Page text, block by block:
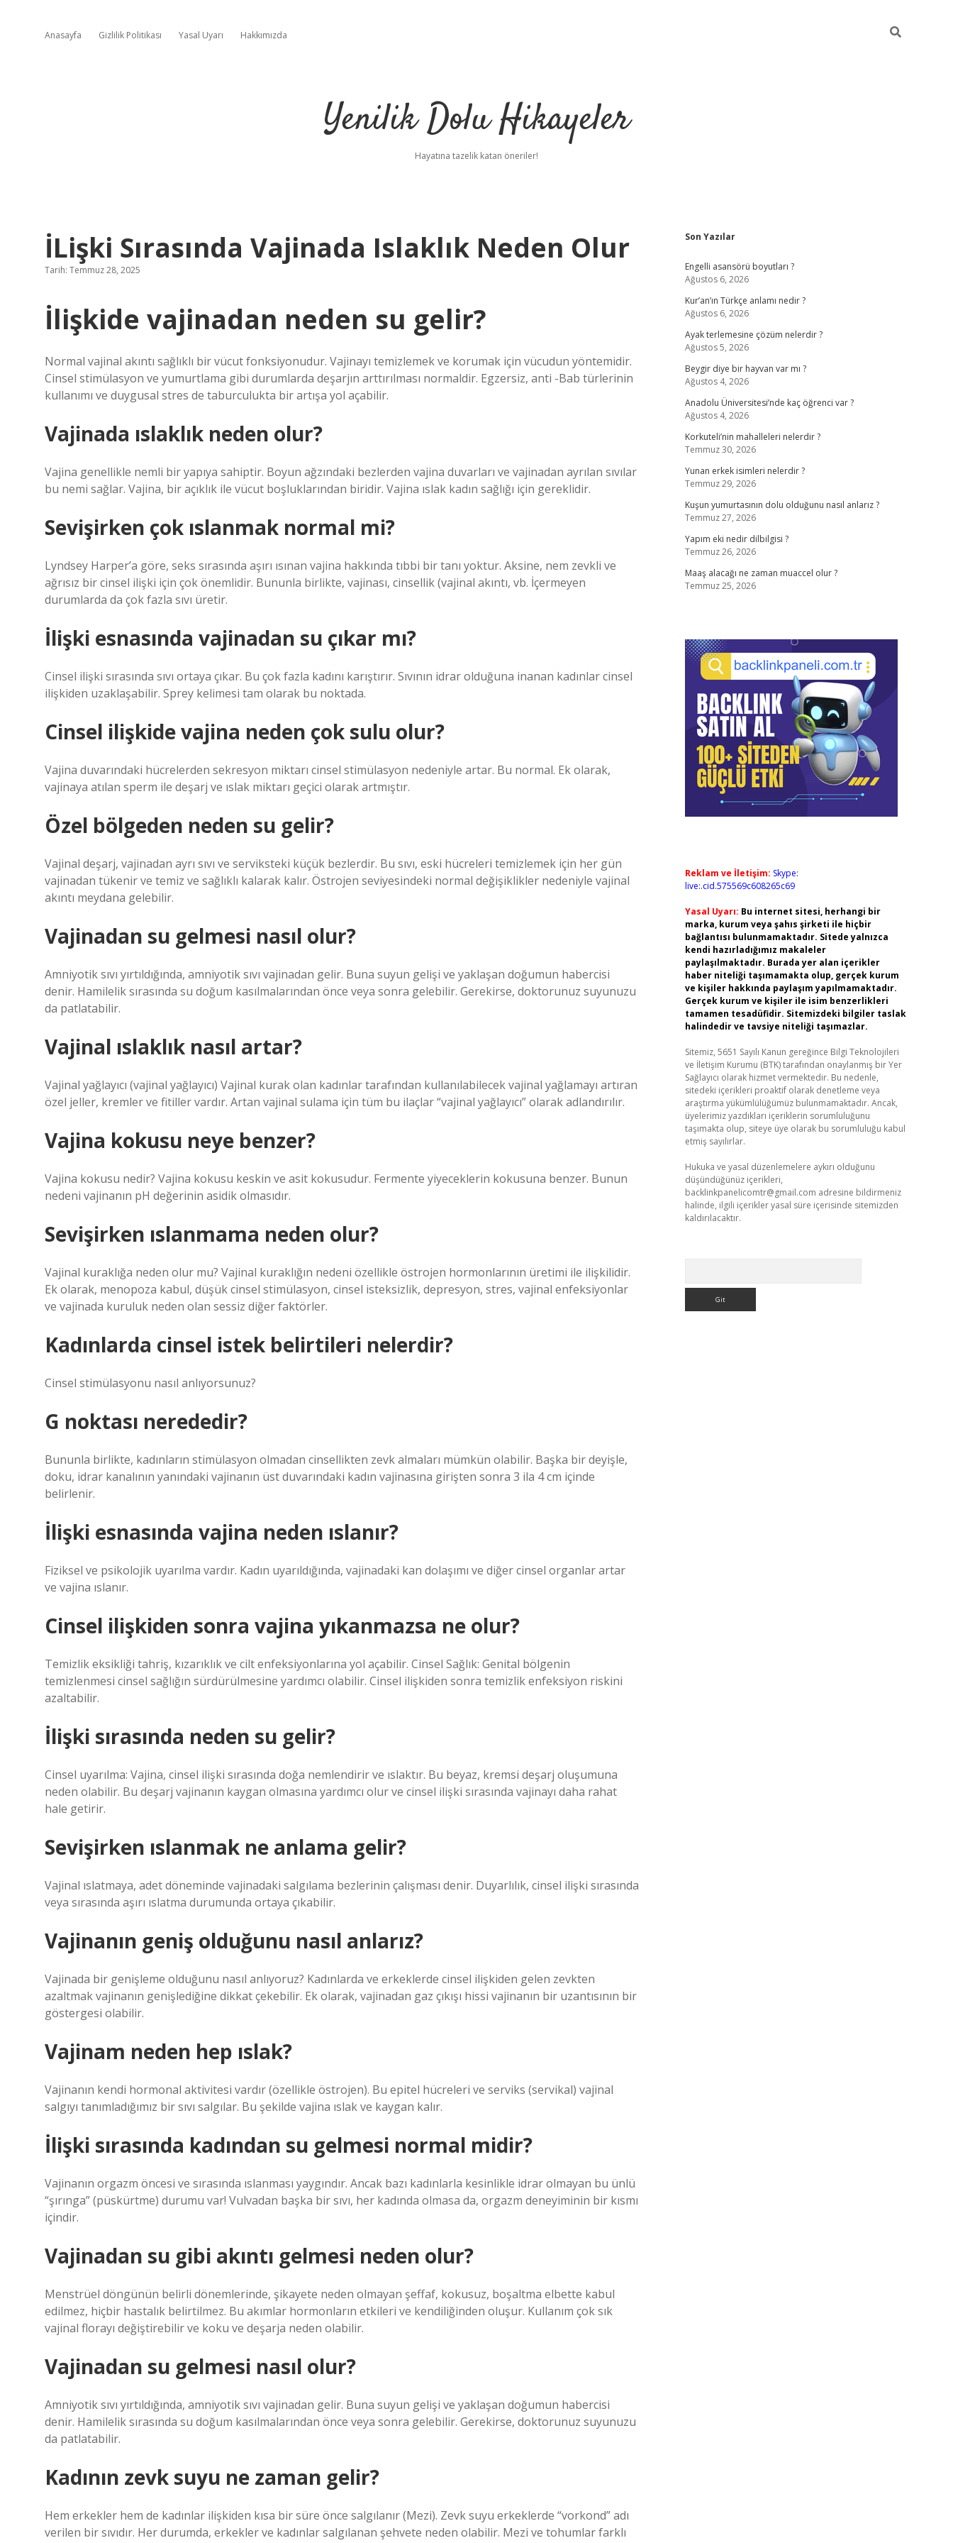
Anasayfa Gizlilik Politikası Yasal Uyarı Hakkımızda
Yenilik Dolu Hikayeler
Hayatına tazelik katan öneriler!
İLişki Sırasında Vajinada Islaklık Neden Olur
Tarih: Temmuz 28, 2025
İlişkide vajinadan neden su gelir?
Normal vajinal akıntı sağlıklı bir vücut fonksiyonudur. Vajinayı temizlemek ve korumak için vücudun yöntemidir.
Cinsel stimülasyon ve yumurtlama gibi durumlarda deşarjın arttırılması normaldir. Egzersiz, anti -Bab türlerinin
kullanımı ve duygusal stres de taburculukta bir artışa yol açabilir.
Vajinada ıslaklık neden olur?
Vajina genellikle nemli bir yapıya sahiptir. Boyun ağzındaki bezlerden vajina duvarları ve vajinadan ayrılan sıvılar
bu nemi sağlar. Vajina, bir açıklık ile vücut boşluklarından biridir. Vajina ıslak kadın sağlığı için gereklidir.
Sevişirken çok ıslanmak normal mi?
Lyndsey Harper’a göre, seks sırasında aşırı ısınan vajina hakkında tıbbi bir tanı yoktur. Aksine, nem zevkli ve
ağrısız bir cinsel ilişki için çok önemlidir. Bununla birlikte, vajinası, cinsellik (vajinal akıntı, vb. İçermeyen
durumlarda da çok fazla sıvı üretir.
İlişki esnasında vajinadan su çıkar mı?
Cinsel ilişki sırasında sıvı ortaya çıkar. Bu çok fazla kadını karıştırır. Sıvının idrar olduğuna inanan kadınlar cinsel
ilişkiden uzaklaşabilir. Sprey kelimesi tam olarak bu noktada.
Cinsel ilişkide vajina neden çok sulu olur?
Vajina duvarındaki hücrelerden sekresyon miktarı cinsel stimülasyon nedeniyle artar. Bu normal. Ek olarak,
vajinaya atılan sperm ile deşarj ve ıslak miktarı geçici olarak artmıştır.
Özel bölgeden neden su gelir?
Vajinal deşarj, vajinadan ayrı sıvı ve serviksteki küçük bezlerdir. Bu sıvı, eski hücreleri temizlemek için her gün
vajinadan tükenir ve temiz ve sağlıklı kalarak kalır. Östrojen seviyesindeki normal değişiklikler nedeniyle vajinal
akıntı meydana gelebilir.
Vajinadan su gelmesi nasıl olur?
Amniyotik sıvı yırtıldığında, amniyotik sıvı vajinadan gelir. Buna suyun gelişi ve yaklaşan doğumun habercisi
denir. Hamilelik sırasında su doğum kasılmalarından önce veya sonra gelebilir. Gerekirse, doktorunuz suyunuzu
da patlatabilir.
Vajinal ıslaklık nasıl artar?
Vajinal yağlayıcı (vajinal yağlayıcı) Vajinal kurak olan kadınlar tarafından kullanılabilecek vajinal yağlamayı artıran
özel jeller, kremler ve fitiller vardır. Artan vajinal sulama için tüm bu ilaçlar “vajinal yağlayıcı” olarak adlandırılır.
Vajina kokusu neye benzer?
Vajina kokusu nedir? Vajina kokusu keskin ve asit kokusudur. Fermente yiyeceklerin kokusuna benzer. Bunun
nedeni vajinanın pH değerinin asidik olmasıdır.
Sevişirken ıslanmama neden olur?
Vajinal kuraklığa neden olur mu? Vajinal kuraklığın nedeni özellikle östrojen hormonlarının üretimi ile ilişkilidir.
Ek olarak, menopoza kabul, düşük cinsel stimülasyon, cinsel isteksizlik, depresyon, stres, vajinal enfeksiyonlar
ve vajinada kuruluk neden olan sessiz diğer faktörler.
Kadınlarda cinsel istek belirtileri nelerdir?
Cinsel stimülasyonu nasıl anlıyorsunuz?
G noktası nerededir?
Bununla birlikte, kadınların stimülasyon olmadan cinsellikten zevk almaları mümkün olabilir. Başka bir deyişle,
doku, idrar kanalının yanındaki vajinanın üst duvarındaki kadın vajinasına girişten sonra 3 ila 4 cm içinde
belirlenir.
İlişki esnasında vajina neden ıslanır?
Fiziksel ve psikolojik uyarılma vardır. Kadın uyarıldığında, vajinadaki kan dolaşımı ve diğer cinsel organlar artar
ve vajina ıslanır.
Cinsel ilişkiden sonra vajina yıkanmazsa ne olur?
Temizlik eksikliği tahriş, kızarıklık ve cilt enfeksiyonlarına yol açabilir. Cinsel Sağlık: Genital bölgenin
temizlenmesi cinsel sağlığın sürdürülmesine yardımcı olabilir. Cinsel ilişkiden sonra temizlik enfeksiyon riskini
azaltabilir.
İlişki sırasında neden su gelir?
Cinsel uyarılma: Vajina, cinsel ilişki sırasında doğa nemlendirir ve ıslaktır. Bu beyaz, kremsi deşarj oluşumuna
neden olabilir. Bu deşarj vajinanın kaygan olmasına yardımcı olur ve cinsel ilişki sırasında vajinayı daha rahat
hale getirir.
Sevişirken ıslanmak ne anlama gelir?
Vajinal ıslatmaya, adet döneminde vajinadaki salgılama bezlerinin çalışması denir. Duyarlılık, cinsel ilişki sırasında
veya sırasında aşırı ıslatma durumunda ortaya çıkabilir.
Vajinanın geniş olduğunu nasıl anlarız?
Vajinada bir genişleme olduğunu nasıl anlıyoruz? Kadınlarda ve erkeklerde cinsel ilişkiden gelen zevkten
azaltmak vajinanın genişlediğine dikkat çekebilir. Ek olarak, vajinadan gaz çıkışı hissi vajinanın bir uzantısının bir
göstergesi olabilir.
Vajinam neden hep ıslak?
Vajinanın kendi hormonal aktivitesi vardır (özellikle östrojen). Bu epitel hücreleri ve serviks (servikal) vajinal
salgıyı tanımladığımız bir sıvı salgılar. Bu şekilde vajina ıslak ve kaygan kalır.
İlişki sırasında kadından su gelmesi normal midir?
Vajinanın orgazm öncesi ve sırasında ıslanması yaygındır. Ancak bazı kadınlarla kesinlikle idrar olmayan bu ünlü
“şırınga” (püskürtme) durumu var! Vulvadan başka bir sıvı, her kadında olmasa da, orgazm deneyiminin bir kısmı
içindir.
Vajinadan su gibi akıntı gelmesi neden olur?
Menstrüel döngünün belirli dönemlerinde, şikayete neden olmayan şeffaf, kokusuz, boşaltma elbette kabul
edilmez, hiçbir hastalık belirtilmez. Bu akımlar hormonların etkileri ve kendiliğinden oluşur. Kullanım çok sık
vajinal florayı değiştirebilir ve koku ve deşarja neden olabilir.
Vajinadan su gelmesi nasıl olur?
Amniyotik sıvı yırtıldığında, amniyotik sıvı vajinadan gelir. Buna suyun gelişi ve yaklaşan doğumun habercisi
denir. Hamilelik sırasında su doğum kasılmalarından önce veya sonra gelebilir. Gerekirse, doktorunuz suyunuzu
da patlatabilir.
Kadının zevk suyu ne zaman gelir?
Hem erkekler hem de kadınlar ilişkiden kısa bir süre önce salgılanır (Mezi). Zevk suyu erkeklerde “vorkond” adı
verilen bir sıvıdır. Her durumda, erkekler ve kadınlar salgılanan şehvete neden olabilir. Mezi ve tohumlar farklı
Sidebar
Son Yazılar
Engelli asansörü boyutları ?
Ağustos 6, 2026
Kur’an’ın Türkçe anlamı nedir ?
Ağustos 6, 2026
Ayak terlemesine çözüm nelerdir ?
Ağustos 5, 2026
Beygir diye bir hayvan var mı ?
Ağustos 4, 2026
Anadolu Üniversitesi’nde kaç öğrenci var ?
Ağustos 4, 2026
Korkuteli’nin mahalleleri nelerdir ?
Temmuz 30, 2026
Yunan erkek isimleri nelerdir ?
Temmuz 29, 2026
Kuşun yumurtasının dolu olduğunu nasıl anlarız ?
Temmuz 27, 2026
Yapım eki nedir dilbilgisi ?
Temmuz 26, 2026
Maaş alacağı ne zaman muaccel olur ?
Temmuz 25, 2026
Reklam ve İletişim: Skype:
live:.cid.575569c608265c69
Yasal Uyarı: Bu internet sitesi, herhangi bir
marka, kurum veya şahıs şirketi ile hiçbir
bağlantısı bulunmamaktadır. Sitede yalnızca
kendi hazırladığımız makaleler
paylaşılmaktadır. Burada yer alan içerikler
haber niteliği taşımamakta olup, gerçek kurum
ve kişiler hakkında paylaşım yapılmamaktadır.
Gerçek kurum ve kişiler ile isim benzerlikleri
tamamen tesadüfidir. Sitemizdeki bilgiler taslak
halindedir ve tavsiye niteliği taşımazlar.
Sitemiz, 5651 Sayılı Kanun gereğince Bilgi Teknolojileri
ve İletişim Kurumu (BTK) tarafından onaylanmış bir Yer
Sağlayıcı olarak hizmet vermektedir. Bu nedenle,
sitedeki içerikleri proaktif olarak denetleme veya
araştırma yükümlülüğümüz bulunmamaktadır. Ancak,
üyelerimiz yazdıkları içeriklerin sorumluluğunu
taşımakta olup, siteye üye olarak bu sorumluluğu kabul
etmiş sayılırlar.
Hukuka ve yasal düzenlemelere aykırı olduğunu
düşündüğünüz içerikleri,
backlinkpanelicomtr@gmail.com adresine bildirmeniz
halinde, ilgili içerikler yasal süre içerisinde sitemizden
kaldırılacaktır.
https://elexbetgiris.org/